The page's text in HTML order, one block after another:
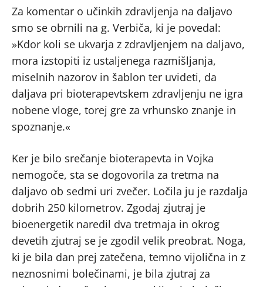
Za komentar o učinkih zdravljenja na daljavo
smo se obrnili na g. Verbiča, ki je povedal:
»Kdor koli se ukvarja z zdravljenjem na daljavo,
mora izstopiti iz ustaljenega razmišljanja,
miselnih nazorov in šablon ter uvideti, da
daljava pri bioterapevtskem zdravljenju ne igra
nobene vloge, torej gre za vrhunsko znanje in
spoznanje.«
Ker je bilo srečanje bioterapevta in Vojka
nemogoče, sta se dogovorila za tretma na
daljavo ob sedmi uri zvečer. Ločila ju je razdalja
dobrih 250 kilometrov. Zgodaj zjutraj je
bioenergetik naredil dva tretmaja in okrog
devetih zjutraj se je zgodil velik preobrat. Noga,
ki je bila dan prej zatečena, temno vijolična in z
neznosnimi bolečinami, je bila zjutraj za